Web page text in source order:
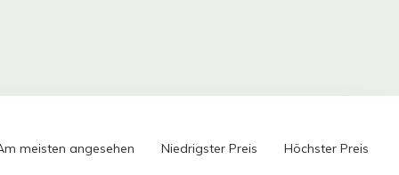
meisten angesehen Niedrigster Preis Höchster Preis